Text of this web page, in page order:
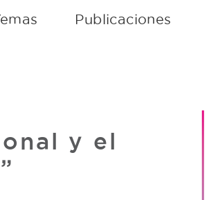
Publicaciones
y el